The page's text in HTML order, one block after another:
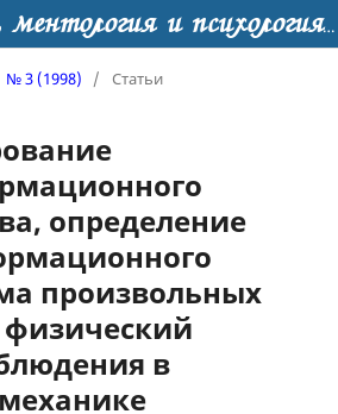
Соционика, ментология и психология личности
№ 3 (1998) / Статьи
определение
произвольных
в